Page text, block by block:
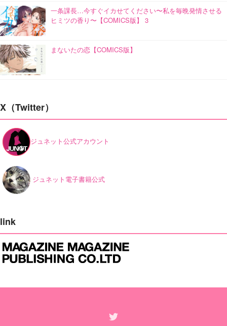
一条課長…今すぐイカせてください〜私を毎晩発情させる
ヒミツの香り〜【COMICS版】 3
まないたの恋【COMICS版】
X（Twitter）
ジュネット公式アカウント
ジュネット電子書籍公式
link